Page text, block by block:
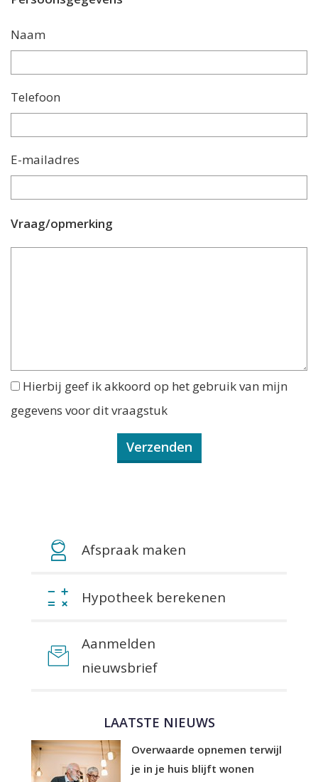
Naam
Telefoon
E-mailadres
Vraag/opmerking
Hierbij geef ik akkoord op het gebruik van mijn
gegevens voor dit vraagstuk
Afspraak maken
Hypotheek berekenen
Aanmelden
nieuwsbrief
LAATSTE NIEUWS
Overwaarde opnemen terwijl
je in je huis blijft wonen